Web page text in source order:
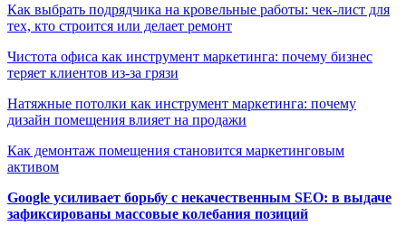
Как выбрать подрядчика на кровельные работы: чек-лист для
тех, кто строится или делает ремонт
Чистота офиса как инструмент маркетинга: почему бизнес
теряет клиентов из-за грязи
Натяжные потолки как инструмент маркетинга: почему
дизайн помещения влияет на продажи
Как демонтаж помещения становится маркетинговым
активом
Google усиливает борьбу с некачественным SEO: в выдаче
зафиксированы массовые колебания позиций